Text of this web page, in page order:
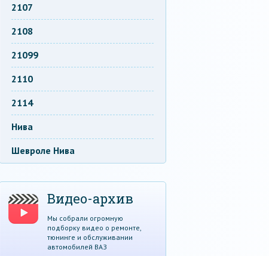
2107
2108
21099
2110
2114
Нива
Шевроле Нива
Видео-архив
Мы собрали огромную
подборку видео о ремонте,
тюнинге и обслуживании
автомобилей ВАЗ